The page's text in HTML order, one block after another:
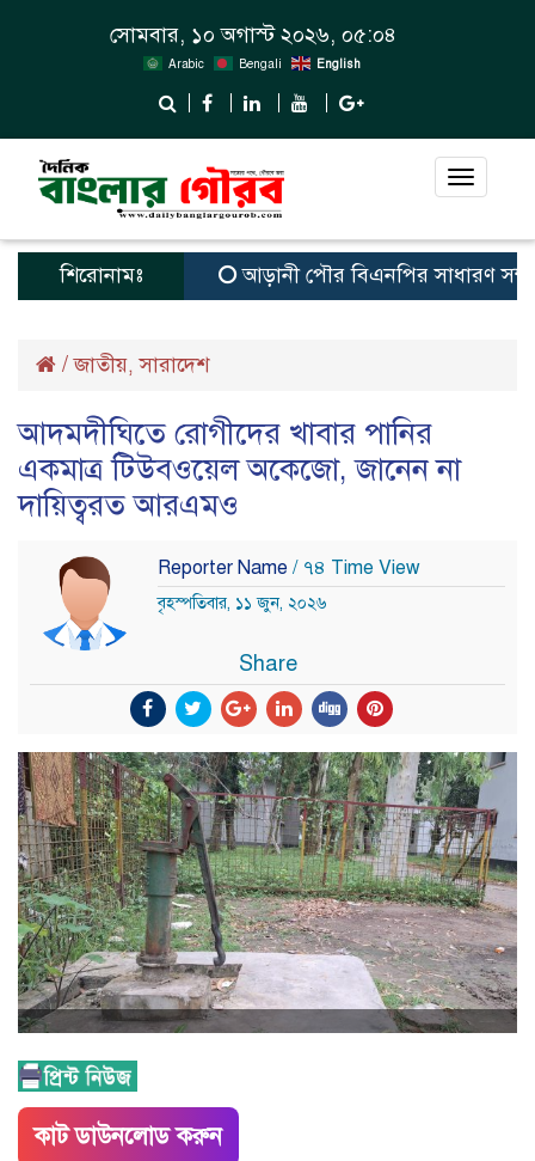
সোমবার, ১০ অগাস্ট ২০২৬, ০৫:০৪
Arabic Bengali English
Toggle
শিরোনামঃ আড়ানী পৌর বিএনপির সাধারণ সম্পাদক
/জাতীয়,সারাদেশ
আদমদীঘিতে রোগীদের খাবার পানির
একমাত্র টিউবওয়েল অকেজো, জানেন না
দায়িত্বরত আরএমও
Reporter Name / ৭৪ Time View
বৃহস্পতিবার, ১১ জুন, ২০২৬
Share
কাট ডাউনলোড করুন